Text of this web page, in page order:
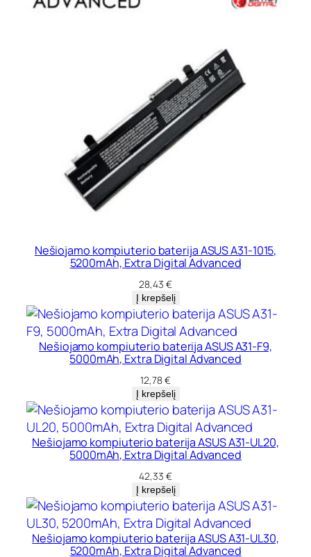
Nešiojamo kompiuterio baterija ASUS A31-1015,
5200mAh, Extra Digital Advanced
28,43 €
Į krepšelį
Nešiojamo kompiuterio baterija ASUS A31-F9,
5000mAh, Extra Digital Advanced
12,78€
Į krepšelį
Nešiojamo kompiuterio baterija ASUS A31-UL20,
5000mAh, Extra Digital Advanced
42,33 €
Į krepšelį
Nešiojamo kompiuterio baterija ASUS A31-UL30,
5200mAh, Extra Digital Advanced